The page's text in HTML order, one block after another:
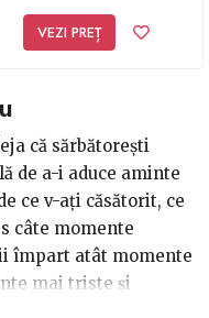
VEZI PREȚ
că sărbătorești
de a-i aduce aminte
ce v-ați căsătorit, ce
câte momente
împart atât momente
mai triste și
se sprijină și ajută